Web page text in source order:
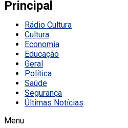
Principal
Rádio Cultura
Cultura
Economia
Educação
Geral
Política
Saúde
Segurança
Últimas Notícias
Menu